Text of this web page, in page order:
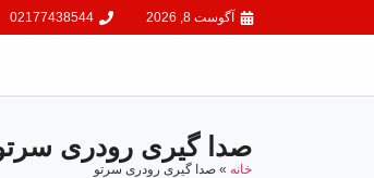
آگوست 8, 2026 02177438544
صدا گیری رودری
خانه » صدا گیری رودری سرتو